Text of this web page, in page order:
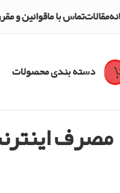
مقالاتتماس با ماقوانین و
دسته بندی محصولات
مصرف